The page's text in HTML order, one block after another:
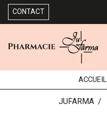
CONTACT
ACCUEIL
JUFARMA